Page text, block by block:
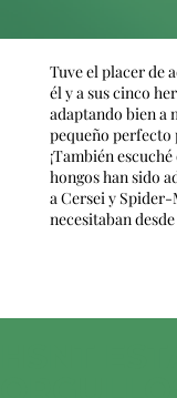
Tuve el placer de
él y a sus cinco
adaptando bien a
pequeño perfecto
¡También
hongos han sido
a Cersei y
necesitaban